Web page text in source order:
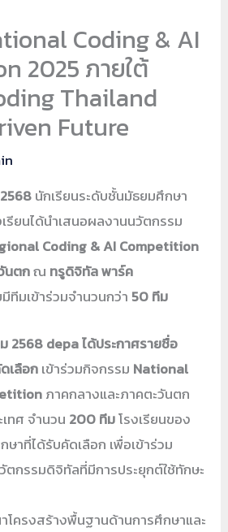
Coding & AI
2025 ภายใต้
Thailand
Future
นักเรียนระดับชั้นมัธยมศึกษา
รียนได้นำเสนอผลงานนวัตกรรม
Coding & AI Competition
นตกณ ทรูดิจิทัล พาร์ค
ทีมเข้าร่วมจำนวนกว่า 50 ทีม
2568depa ได้ประกาศรายชื่อ
เลือกเข้าร่วมกิจกรรม National
ภาคกลางและภาคตะวันตก
ทศ จำนวน 200 ทีมโรงเรียนของ
ษาที่ได้รับคัดเลือก เพื่อเข้าร่วม
ตกรรมดิจิทัลที่มีการประยุกต์ใช้ทักษะ
ครงสร้างพื้นฐานด้านการศึกษาและ